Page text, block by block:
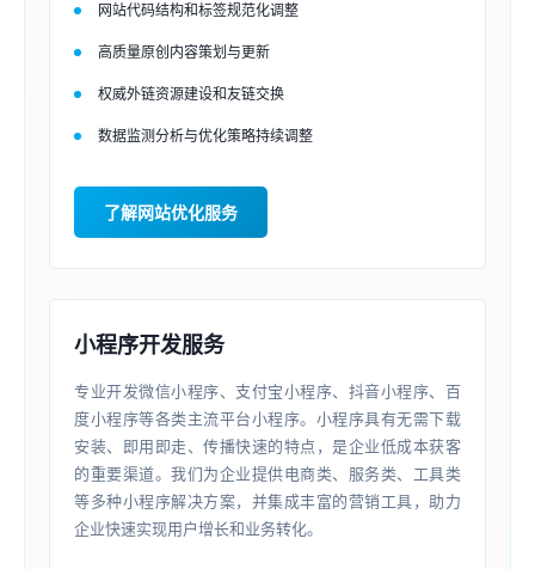
网站代码结构和标签规范化调整
高质量原创内容策划与更新
权威外链资源建设和友链交换
数据监测分析与优化策略持续调整
了解网站优化服务
小程序开发服务
专业开发微信小程序、支付宝小程序、抖音小程序、百
度小程序等各类主流平台小程序。小程序具有无需下载
安装、即用即走、传播快速的特点，是企业低成本获客
的重要渠道。我们为企业提供电商类、服务类、工具类
等多种小程序解决方案，并集成丰富的营销工具，助力
企业快速实现用户增长和业务转化。